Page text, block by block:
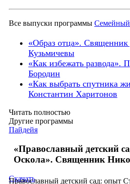
Все выпуски программы Семейный
«Образ отца».
Кузьмичевы
«Как избежать развода».
Бородин
«Как выбрать спутника
Константин Харитонов
Читать полностью
Другие программы
Пайдейя
«Православный детский
Оскола». Священник
Православный детский сад: опыт
Скачать